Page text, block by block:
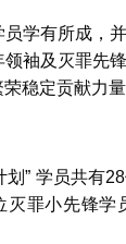
学有所成，
袖及灭罪先
稳定贡献力量
” 学员共有
罪小先锋